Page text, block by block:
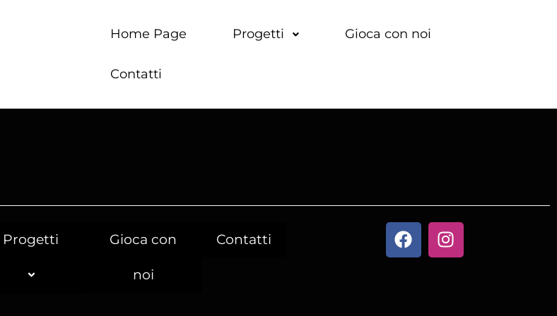
Home Page Progetti Gioca con noi
Contatti
Progetti Gioca con
noi
Contatti